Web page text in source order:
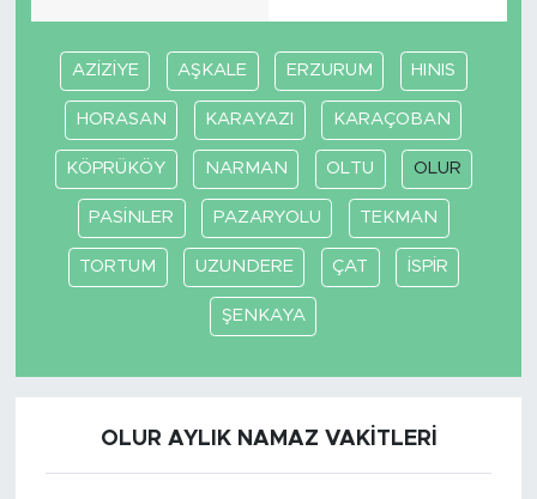
AZİZİYE AŞKALE ERZURUM HINIS
HORASAN KARAYAZI KARAÇOBAN
KÖPRÜKÖY NARMAN OLTU OLUR
PASİNLER PAZARYOLU TEKMAN
TORTUM UZUNDERE ÇAT İSPİR
ŞENKAYA
OLUR AYLIK NAMAZ VAKITLERI